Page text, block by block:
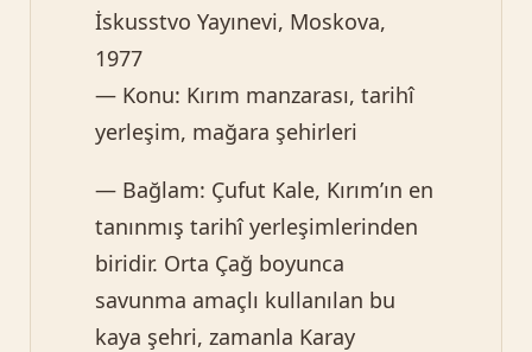
İskusstvo Yayınevi, Moskova,
1977
— Konu: Kırım manzarası, tarihî
yerleşim, mağara şehirleri
— Bağlam: Çufut Kale, Kırım’ın en
tanınmış tarihî yerleşimlerinden
biridir. Orta Çağ boyunca
savunma amaçlı kullanılan bu
kaya şehri, zamanla Karay